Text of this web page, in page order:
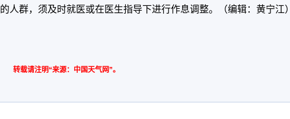
的人群，须及时就医或在医生指导下进行作息调整。（编辑：黄宁江）
转载请注明“来源：中国天气网”。